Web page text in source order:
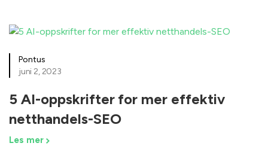
Pontus
juni 2, 2023
5 AI-oppskrifter for mer effektiv
netthandels-SEO
Les mer